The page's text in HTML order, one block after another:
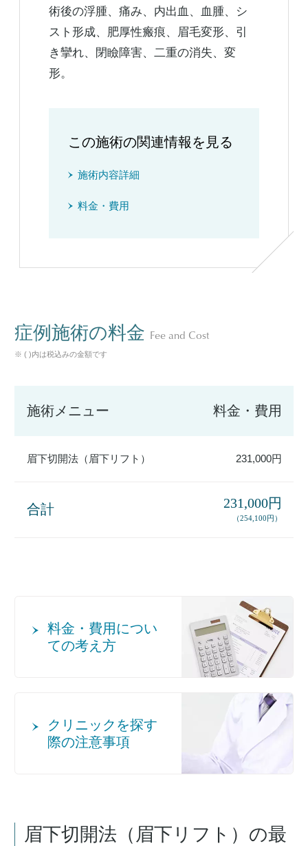
術後の浮腫、痛み、内出血、血腫、シ
スト形成、肥厚性瘢痕、眉毛変形、引
き攣れ、閉瞼障害、二重の消失、変
形。
この施術の関連情報を見る
施術内容詳細
料金・費用
症例施術の料金 Fee and Cost
※ ( )内は税込みの金額です
施術メニュー 料金・費用
眉下切開法（眉下リフト） 231,000円
合計 231,000円
（254,100円）
料金・費用につい
ての考え方
クリニックを探す
際の注意事項
眉下切開法（眉下リフト） の最